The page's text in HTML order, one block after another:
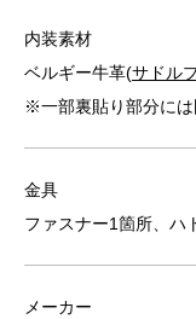
内装素材
ベルギー牛革(サドル
※一部裏貼り部分には
金具
ファスナー1箇所、ハ
メーカー